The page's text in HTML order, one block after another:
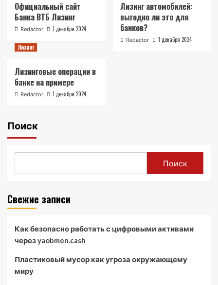
Официальный сайт
Банка ВТБ Лизинг
Redactor 1 декабря 2024
Лизинг автомобилей:
выгодно ли это для
банков?
Redactor
1 декабря 2024
Лизинг
Лизинговые операции в
банке на примере
Redactor 1 декабря 2024
Поиск
Поиск
Свежие записи
Как безопасно работать с цифровыми активами
через yaobmen.cash
Пластиковый мусор как угроза окружающему
миру